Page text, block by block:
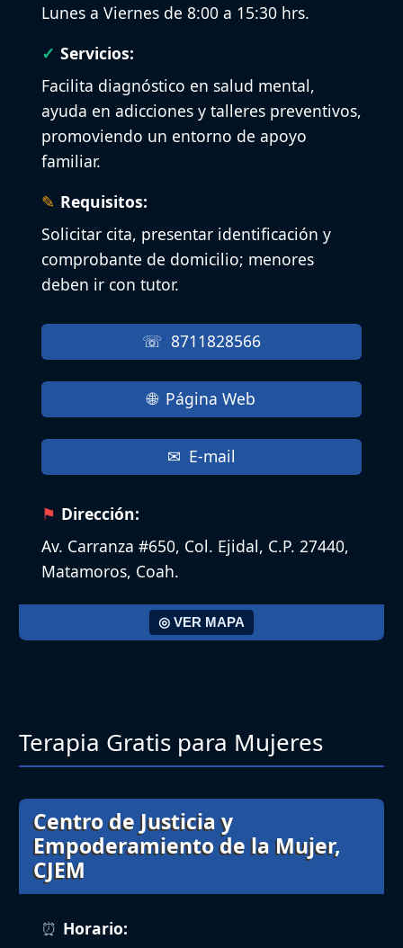
Lunes a Viernes de 8:00 a 15:30 hrs.
Servicios:
Facilita diagnóstico en salud mental,
ayuda en adicciones y talleres preventivos,
promoviendo un entorno de apoyo
familiar.
Requisitos:
Solicitar cita, presentar identificación y
comprobante de domicilio; menores
deben ir con tutor.
8711828566
Página Web
E-mail
Dirección:
Av. Carranza #650, Col. Ejidal, C.P. 27440,
Matamoros, Coah.
◎ VER MAPA
Terapia Gratis para Mujeres
Centro de Justicia y
Empoderamiento de la Mujer,
CJEM
Horario: